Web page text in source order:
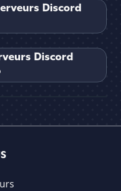
Discord
Discord